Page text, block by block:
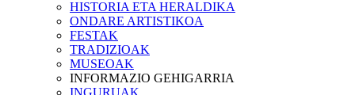
HISTORIA ETA HERALDIKA
ONDARE ARTISTIKOA
FESTAK
TRADIZIOAK
MUSEOAK
INFORMAZIO GEHIGARRIA
INGURUAK